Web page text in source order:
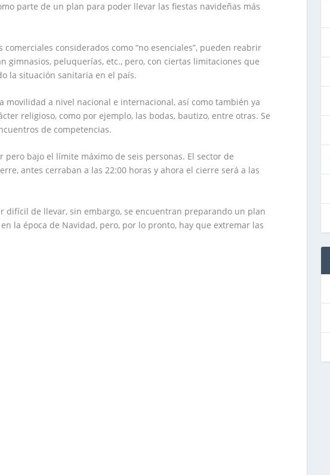
parte de un plan para poder llevar las fiestas navideñas más
considerados como “no esenciales”, pueden reabrir
gimnasios, peluquerías, etc., pero, con ciertas limitaciones que
la situación sanitaria en el país.
movilidad a nivel nacional e internacional, así como también ya
religioso, como por ejemplo, las bodas, bautizo, entre otras. Se
de competencias.
bajo el límite máximo de seis personas. El sector de
antes cerraban a las 22:00 horas y ahora el cierre será a las
difícil de llevar, sin embargo, se encuentran preparando un plan
la época de Navidad, pero, por lo pronto, hay que extremar las